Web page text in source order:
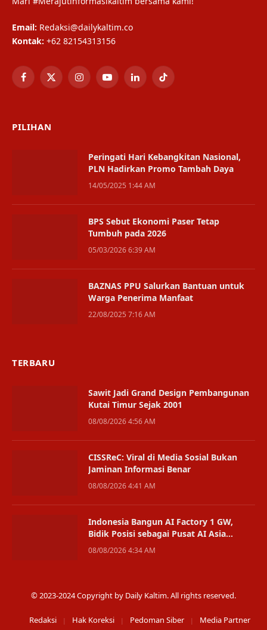
Email: Redaksi@dailykaltim.co
Kontak: +62 82154313156
Facebook
X
InstagramYouTubeLinkedInTikTok
PILIHAN
Peringati Hari Kebangkitan Nasional,
PLN Hadirkan Promo Tambah Daya
14/05/2025 1:44 AM
BPS Sebut Ekonomi Paser Tetap
Tumbuh pada 2026
05/03/2026 6:39 AM
BAZNAS PPU Salurkan Bantuan untuk
Warga Penerima Manfaat
22/08/2025 7:16 AM
TERBARU
Sawit Jadi Grand Design Pembangunan
Kutai Timur Sejak 2001
08/08/2026 4:56 AM
CISSReC: Viral di Media Sosial Bukan
Jaminan Informasi Benar
08/08/2026 4:41 AM
Indonesia Bangun AI Factory 1 GW,
Bidik Posisi sebagai Pusat AI Asia
Tenggara
08/08/2026 4:34 AM
© 2023-2024 Copyright by Daily Kaltim. All rights reserved.
Redaksi Hak Koreksi Pedoman Siber Media Partner